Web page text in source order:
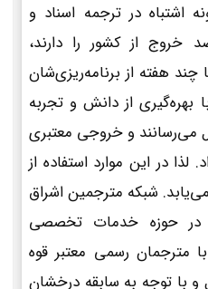
اشتباه در ترجمه اسناد و
خروج از کشور را دارند،
چند هفته از برنامه‌ریزی‌شان
بهره‌گیری از دانش و تجربه
می‌رسانند و خروجی معتبری
در این موارد استفاده از
شبکه مترجمین اشراق
در حوزه خدمات تخصصی
مترجمان رسمی معتبر قوه
با توجه به سابقه درخشان